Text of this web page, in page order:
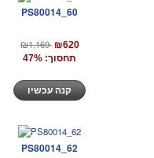
PS80014_60
₪1,169 ₪620
תחסוך: 47%
PS80014_62